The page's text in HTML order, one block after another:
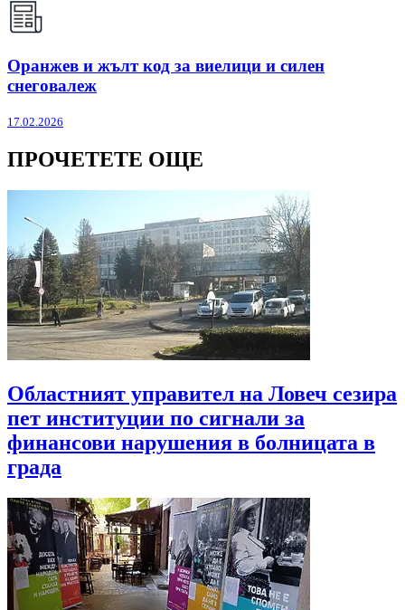
Оранжев и жълт код за виелици и силен
снеговалеж
17.02.2026
ПРОЧЕТЕТЕ ОЩЕ
Областният управител на Ловеч сезира
пет институции по сигнали за
финансови нарушения в болницата в
града